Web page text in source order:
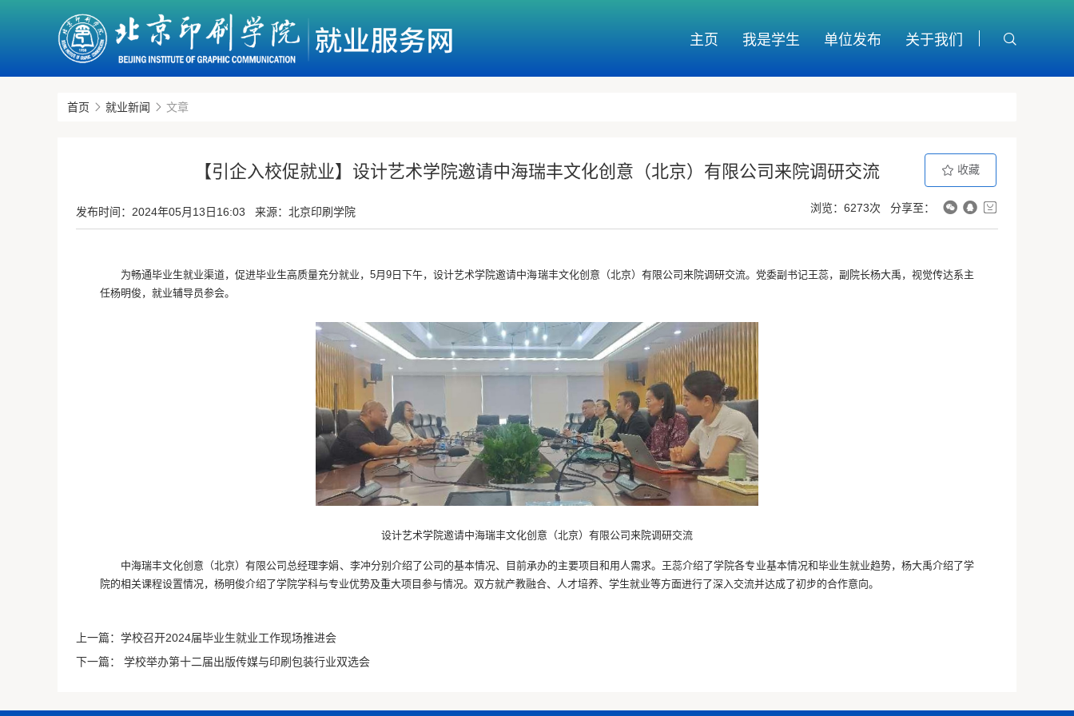
主页 我是学生 单位发布 关于我们
首页 就业新闻 文章
【引企入校促就业】设计艺术学院邀请中海瑞丰文化创意（北京）有限公司来院调研交流 收藏
浏览：6273次 分享至：
发布时间： 2024年05月13日16:03 来源：北京印刷学院
为畅通毕业生就业渠道，促进毕业生高质量充分就业，5月9日下午，设计艺术学院邀请中海瑞丰文化创意（北京）有限公司来院调研交流。党委副书记王蕊，副院长杨大禹，视觉传达系主
任杨明俊，就业辅导员参会。
设计艺术学院邀请中海瑞丰文化创意（北京）有限公司来院调研交流
中海瑞丰文化创意（北京）有限公司总经理李娟、李冲分别介绍了公司的基本情况、目前承办的主要项目和用人需求。王蕊介绍了学院各专业基本情况和毕业生就业趋势，杨大禹介绍了学
院的相关课程设置情况，杨明俊介绍了学院学科与专业优势及重大项目参与情况。双方就产教融合、人才培养、学生就业等方面进行了深入交流并达成了初步的合作意向。
上一篇： 学校召开2024届毕业生就业工作现场推进会
下一篇：
学校举办第十二届出版传媒与印刷包装行业双选会